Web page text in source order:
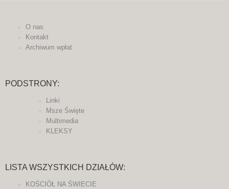
O nas
Kontakt
Archiwum wpłat
PODSTRONY:
Linki
Msze Święte
Multimedia
KLEKSY
LISTA WSZYSTKICH DZIAŁÓW:
KOŚCIÓŁ NA ŚWIECIE